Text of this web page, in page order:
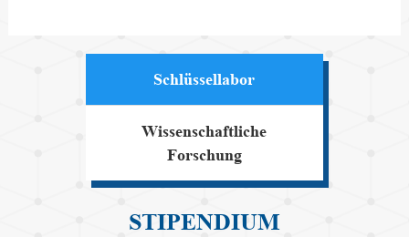
Schlüssellabor
Wissenschaftliche
Forschung
STIPENDIUM